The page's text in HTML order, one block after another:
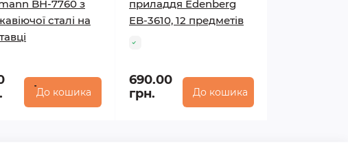
BH-7760 з
сталі на
До кошика
приладдя Edenberg
EB-3610, 12 предметів
690.00
грн.
До кошика